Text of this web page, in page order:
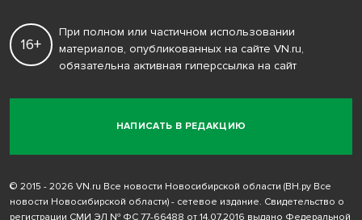
НАПИСАТЬ В РЕДАКЦИЮ
16+
При полном или частичном использовании
материалов, опубликованных на сайте VN.ru,
обязательна активная гиперссылка на сайт
© 2015 - 2026 VN.ru Все новости Новосибирской области (ВН.ру Все
новости Новосибирской области) - сетевое издание. Свидетельство о
регистрации СМИ ЭЛ № ФС 77-66488 от 14.07.2016 выдано Федеральной